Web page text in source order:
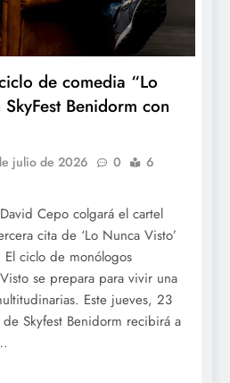
de comedia “Lo
Benidorm con
julio de 2026 0
6
Cepo colgará el cartel
cita de ‘Lo Nunca Visto’
ciclo de monólogos
se prepara para vivir una
Este jueves, 23
Skyfest Benidorm recibirá a